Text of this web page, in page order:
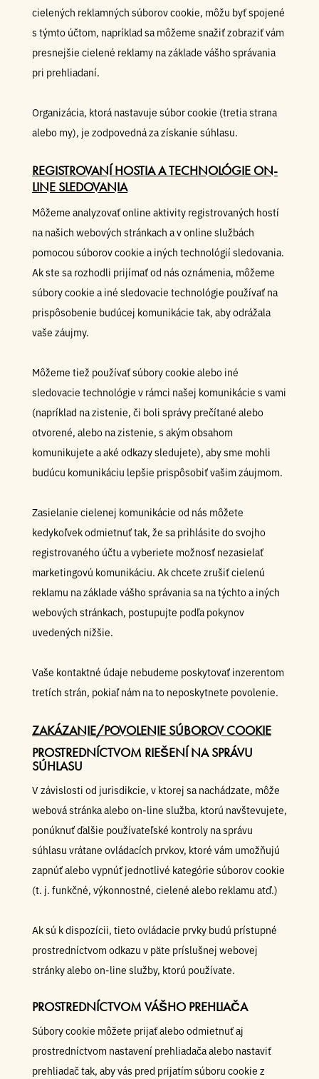
cielených reklamných súborov cookie, môžu byť spojené
s týmto účtom, napríklad sa môžeme snažiť zobraziť vám
presnejšie cielené reklamy na základe vášho správania
pri prehliadaní.
Organizácia, ktorá nastavuje súbor cookie (tretia strana
alebo my), je zodpovedná za získanie súhlasu.
REGISTROVANÍ HOSTIA A TECHNOLÓGIE ON-
LINE SLEDOVANIA
Môžeme analyzovať online aktivity registrovaných hostí
na našich webových stránkach a v online službách
pomocou súborov cookie a iných technológií sledovania.
Ak ste sa rozhodli prijímať od nás oznámenia, môžeme
súbory cookie a iné sledovacie technológie používať na
prispôsobenie budúcej komunikácie tak, aby odrážala
vaše záujmy.
Môžeme tiež používať súbory cookie alebo iné
sledovacie technológie v rámci našej komunikácie s vami
(napríklad na zistenie, či boli správy prečítané alebo
otvorené, alebo na zistenie, s akým obsahom
komunikujete a aké odkazy sledujete), aby sme mohli
budúcu komunikáciu lepšie prispôsobiť vašim záujmom.
Zasielanie cielenej komunikácie od nás môžete
kedykoľvek odmietnuť tak, že sa prihlásite do svojho
registrovaného účtu a vyberiete možnosť nezasielať
marketingovú komunikáciu. Ak chcete zrušiť cielenú
reklamu na základe vášho správania sa na týchto a iných
webových stránkach, postupujte podľa pokynov
uvedených nižšie.
Vaše kontaktné údaje nebudeme poskytovať inzerentom
tretích strán, pokiaľ nám na to neposkytnete povolenie.
ZAKÁZANIE/POVOLENIE SÚBOROV COOKIE
PROSTREDNÍCTVOM RIEŠENÍ NA SPRÁVU
SÚHLASU
V závislosti od jurisdikcie, v ktorej sa nachádzate, môže
webová stránka alebo on-line služba, ktorú navštevujete,
ponúknuť ďalšie používateľské kontroly na správu
súhlasu vrátane ovládacích prvkov, ktoré vám umožňujú
zapnúť alebo vypnúť jednotlivé kategórie súborov cookie
(t. j. funkčné, výkonnostné, cielené alebo reklamu atď.)
Ak sú k dispozícii, tieto ovládacie prvky budú prístupné
prostredníctvom odkazu v päte príslušnej webovej
stránky alebo on-line služby, ktorú používate.
PROSTREDNÍCTVOM VÁŠHO PREHLIAČA
Súbory cookie môžete prijať alebo odmietnuť aj
prostredníctvom nastavení prehliadača alebo nastaviť
prehliadač tak, aby vás pred prijatím súboru cookie z